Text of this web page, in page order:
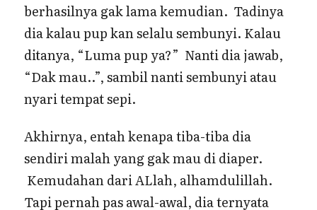
berhasilnya gak lama kemudian. Tadinya
dia kalau pup kan selalu sembunyi. Kalau
ditanya, “Luma pup ya?” Nanti dia jawab,
“Dak mau..”, sambil nanti sembunyi atau
nyari tempat sepi.
Akhirnya, entah kenapa tiba-tiba dia
sendiri malah yang gak mau di diaper.
Kemudahan dari ALlah, alhamdulillah.
Tapi pernah pas awal-awal, dia ternyata